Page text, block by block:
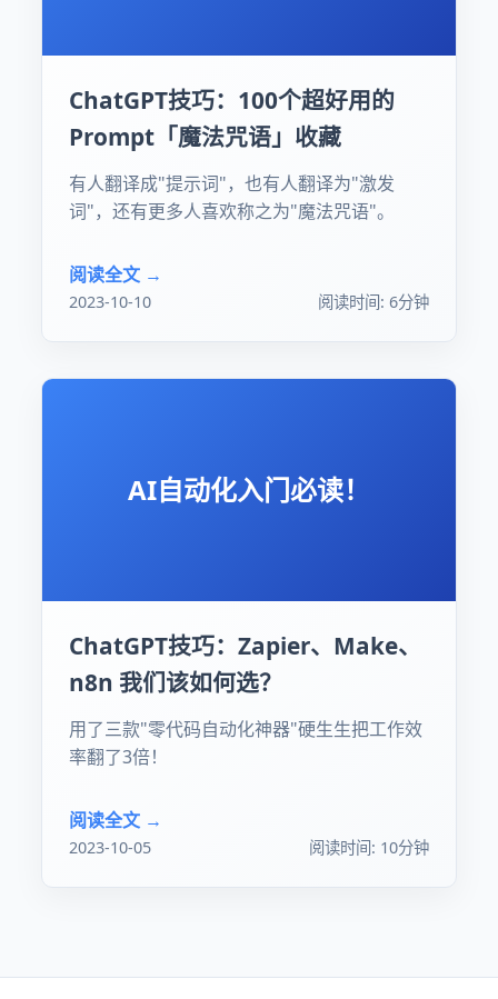
ChatGPT技巧：100个超好用的
Prompt「魔法咒语」收藏
有人翻译成"提示词"，也有人翻译为"激发
词"，还有更多人喜欢称之为"魔法咒语"。
阅读全文 →
2023-10-10 阅读时间: 6分钟
AI自动化入门必读！
ChatGPT技巧：Zapier、Make、
n8n 我们该如何选？
用了三款"零代码自动化神器"硬生生把工作效
率翻了3倍！
阅读全文 →
2023-10-05 阅读时间: 10分钟